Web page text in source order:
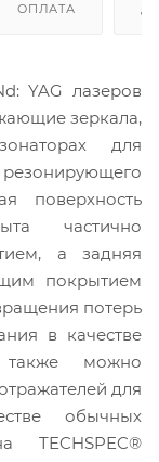
ОПЛАТА
YAG лазеров
зеркала,
для
поверхность
частично
а задняя
покрытием
потерь
в качестве
можно
для
обычных
TECHSPEC®